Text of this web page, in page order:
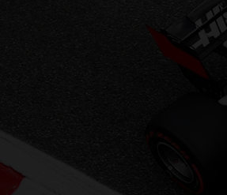
HOE TE BELUISTEREN?
ONLINE RADIO
GRAND PRIX RADIO
COMMENTATOREN